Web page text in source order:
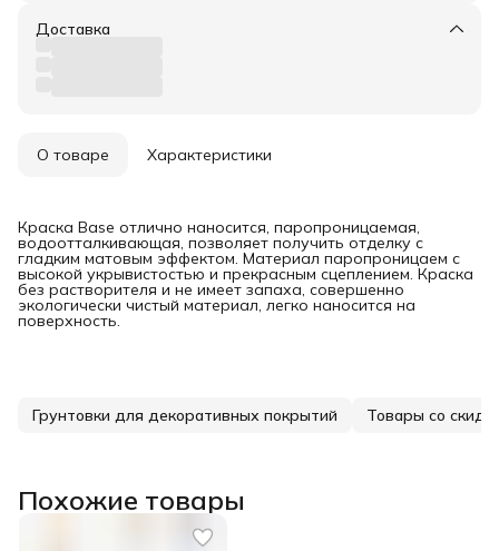
Удобный возврат
Доставка
О товаре Характеристики
Краска Base отлично наносится, паропроницаемая,
водоотталкивающая, позволяет получить отделку с
гладким матовым эффектом. Материал паропроницаем с
высокой укрывистостью и прекрасным сцеплением. Краска
без растворителя и не имеет запаха, совершенно
экологически чистый материал, легко наносится на
поверхность.
Грунтовки для декоративных покрытий Товары со
Похожие товары